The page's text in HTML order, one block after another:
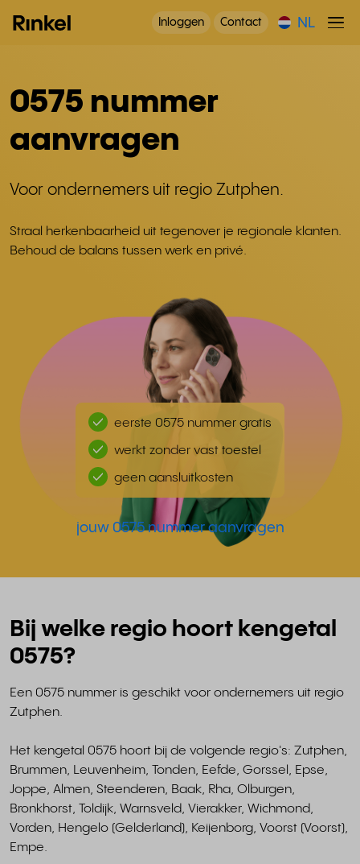
Inloggen Contact NL
0575 nummer
aanvragen
Voor ondernemers uit regio Zutphen.
Straal herkenbaarheid uit tegenover je regionale klanten.
Behoud de balans tussen werk en privé.
eerste 0575 nummer gratis
werkt zonder vast toestel
geen aansluitkosten
jouw 0575 nummer aanvragen
Bij welke regio hoort kengetal
0575?
Een 0575 nummer is geschikt voor ondernemers uit regio
Zutphen.
Het kengetal 0575 hoort bij de volgende regio's: Zutphen,
Brummen, Leuvenheim, Tonden, Eefde, Gorssel, Epse,
Joppe, Almen, Steenderen, Baak, Rha, Olburgen,
Bronkhorst, Toldijk, Warnsveld, Vierakker, Wichmond,
Vorden, Hengelo (Gelderland), Keijenborg, Voorst (Voorst),
Empe.